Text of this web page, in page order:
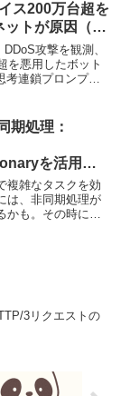
ス200万台超を
ットが原因（運
攻撃を観測、
を悪用したボット
連鎖プロンプテ
動化するLL...
期処理：
を活用し
複雑なタスクを効
は、非同期処理が
かも。その時に備
3リクエストの